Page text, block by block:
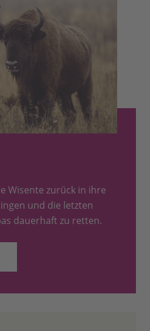
Wisente zurück in ihre
und die letzten
dauerhaft zu retten.